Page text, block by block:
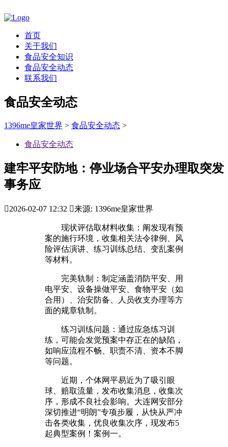
首页
关于我们
食品安全知识
食品安全动态
联系我们
食品安全动态
1396me皇家世界 > 食品安全动态 >
食品安全动态
建牢平安防地：停业场合平安办理取突发
事务应
2026-02-07 12:32 来源: 1396me皇家世界
现状评估取材料收集：阐发现有预
案的施行环境，收集相关法令律例、风
险评估演讲、练习训练总结、变乱案例
等材料。
完美轨制：制定涵盖消防平安、用
电平安、设备操做平安、食物平安（如
合用）、治安防备、人员收支办理等方
面的规章轨制。
练习训练问题：通过应急练习训
练，可能会发觉预案中存正在的缺陷，
如响应流程不畅、职责不清、资本不脚
等问题。
近期，个体网平易近为了吸引眼
球、赔取流量，发布收集消息，收集次
序，形成不良社会影响。大连网安部分
深切推进“明朗”专项步履，从快从严冲
击各类收集，优良收集次序，现发布5
起典型案例！案例一。